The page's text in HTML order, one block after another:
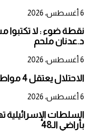
6 أغسطس، 2026
نقطة ضوء : لا تكتبوا
د.عدنان ملحم
6 أغسطس، 2026
الاحتلال يعتقل 4 مواطنين من محافظة نابلس
6 أغسطس، 2026
السلطات
بأراضي الـ48